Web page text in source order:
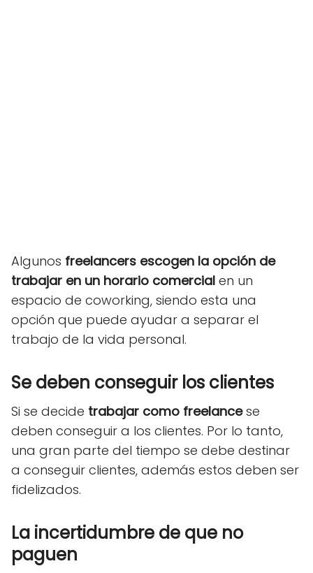
Algunos freelancers escogen la opción de
trabajar en un horario comercial en un
espacio de coworking, siendo esta una
opción que puede ayudar a separar el
trabajo de la vida personal.
Se deben conseguir los clientes
Si se decide trabajar como freelancese
deben conseguir a los clientes. Por lo tanto,
una gran parte del tiempo se debe destinar
a conseguir clientes, además estos deben ser
fidelizados.
La incertidumbre de que no
paguen